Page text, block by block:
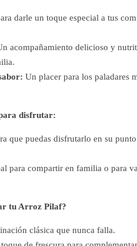
darle un toque especial a tus
acompañamiento delicioso y
Un placer para los paladares
disfrutar:
que puedas disfrutarlo en su
para compartir en familia o para
tu Arroz Pilaf?
clásica que nunca falla.